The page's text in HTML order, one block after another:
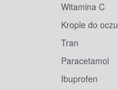
Witamina C
Krople do oczu
Tran
Paracetamol
Ibuprofen